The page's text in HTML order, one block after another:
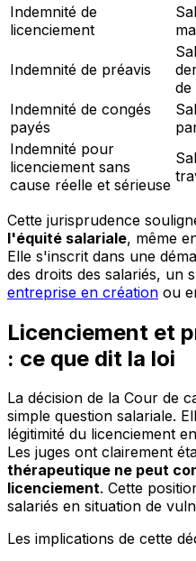
Indemnité de
licenciement
Indemnité de préavis
de
Indemnité de congés
payés
Indemnité pour
licenciement sans
cause réelle et sérieuse
Cette jurisprudence
l'équité salariale, même
Elle s'inscrit dans une
des droits des salariés, un
entreprise en création ou
Licenciement et
: ce que dit la loi
La décision de la Cour de
simple question salariale.
légitimité du licenciement
Les juges ont clairement
thérapeutique ne peut
licenciement. Cette
salariés en situation de
Les implications de cette